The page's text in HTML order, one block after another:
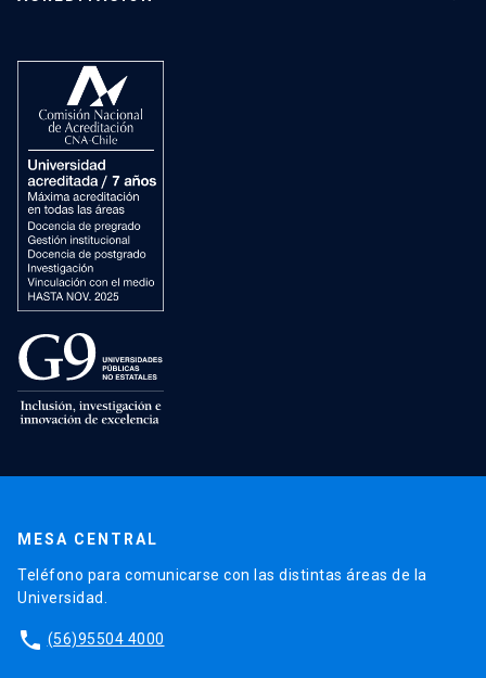
MESA CENTRAL
Teléfono para comunicarse con las distintas áreas de la
Universidad.
phone (56)95504 4000